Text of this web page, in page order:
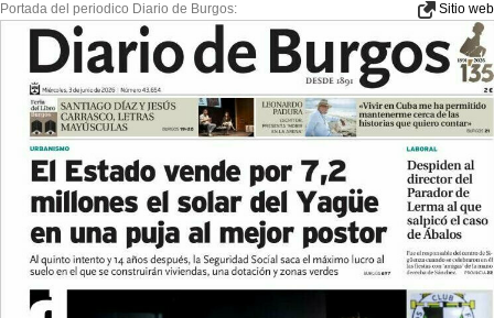
Portada del periodico Diario de Burgos: Sitio web